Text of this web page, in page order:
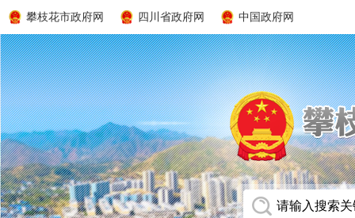
攀枝花市政府网 四川省政府网 中国政府网